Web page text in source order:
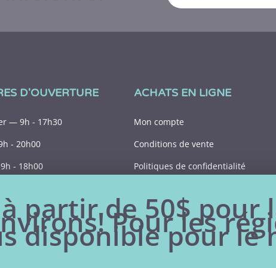
D'OUVERTURE
— 9h - 17h30
- 20h00
- 18h00
ACHATS EN LIGNE
Mon compte
Conditions de vente
Politiques de confidentialité
partir de 50$ pour
Pour les
disponible pour le